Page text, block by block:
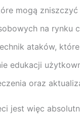
mogą
na rynku
ataków,
edukacji
oraz
jest więc